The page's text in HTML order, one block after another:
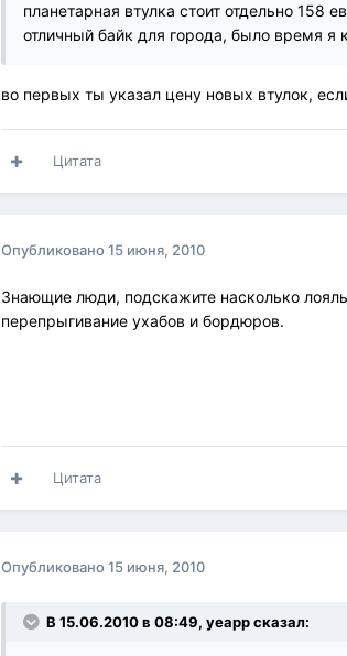
планетарная втулка стоит отдельно
отличный байк для города, было время
во первых ты указал цену новых втулок,
Цитата
Опубликовано15 июня, 2010
Знающие люди, подскажите насколько
перепрыгивание ухабов и бордюров.
Цитата
Опубликовано15 июня, 2010
В 15.06.2010 в 08:49, yeapp сказал: